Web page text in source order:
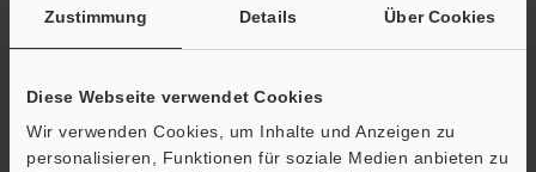
Zustimmung Details Über Cookies
Diese Webseite verwendet Cookies
Wir verwenden Cookies, um Inhalte und Anzeigen zu
personalisieren, Funktionen für soziale Medien anbieten zu
Technische Leitfäden
Datenblatt (PDF)